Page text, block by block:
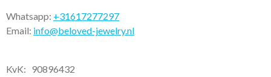
Whatsapp: +31617277297
Email: info@beloved-jewelry.nl
KvK: 90896432